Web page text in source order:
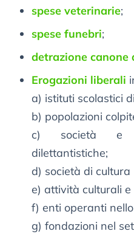
spese veterinarie;
spese funebri;
detrazione canone
Erogazioni liberali
a) istituti scolastici
b) popolazioni
c) società e
dilettantistiche;
d) società di cultura
e) attività culturali e
f) enti operanti
g) fondazioni nel